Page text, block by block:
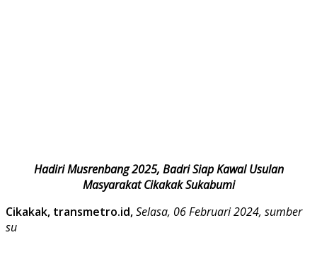
Hadiri Musrenbang 2025, Badri Siap Kawal Usulan
Masyarakat Cikakak Sukabumi
Cikakak, transmetro.id,Selasa, 06 Februari 2024, sumber
su